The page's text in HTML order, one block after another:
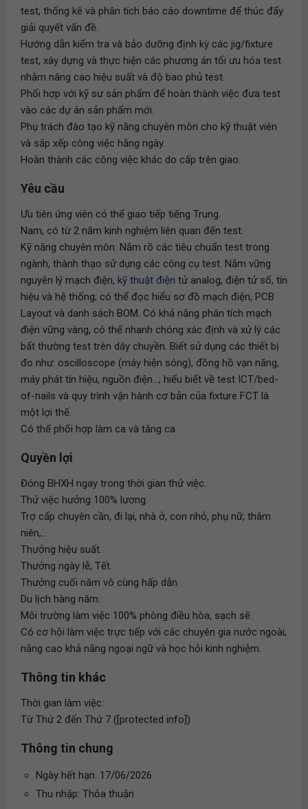
test, thống kê và phân tích báo cáo downtime để thúc đẩy
giải quyết vấn đề.
Hướng dẫn kiểm tra và bảo dưỡng định kỳ các jig/fixture
test, xây dựng và thực hiện các phương án tối ưu hóa test
nhằm nâng cao hiệu suất và độ bao phủ test.
Phối hợp với kỹ sư sản phẩm để hoàn thành việc đưa test
vào các dự án sản phẩm mới.
Phụ trách đào tạo kỹ năng chuyên môn cho kỹ thuật viên
và sắp xếp công việc hằng ngày.
Hoàn thành các công việc khác do cấp trên giao.
Yêu cầu
Ưu tiên ứng viên có thể giao tiếp tiếng Trung.
Nam, có từ 2 năm kinh nghiệm liên quan đến test.
Kỹ năng chuyên môn: Nắm rõ các tiêu chuẩn test trong
ngành, thành thạo sử dụng các công cụ test. Nắm vững
nguyên lý mạch điện, kỹ thuật điện tử analog, điện tử số, tín
hiệu và hệ thống; có thể đọc hiểu sơ đồ mạch điện, PCB
Layout và danh sách BOM. Có khả năng phân tích mạch
điện vững vàng, có thể nhanh chóng xác định và xử lý các
bất thường test trên dây chuyền. Biết sử dụng các thiết bị
đo như: oscilloscope (máy hiện sóng), đồng hồ vạn năng,
máy phát tín hiệu, nguồn điện...; hiểu biết về test ICT/bed-
of-nails và quy trình vận hành cơ bản của fixture FCT là
một lợi thế.
Có thể phối hợp làm ca và tăng ca.
Quyền lợi
Đóng BHXH ngay trong thời gian thử việc.
Thử việc hưởng 100% lương.
Trợ cấp chuyên cần, đi lại, nhà ở, con nhỏ, phụ nữ, thâm
niên,...
Thưởng hiệu suất.
Thưởng ngày lễ, Tết.
Thưởng cuối năm vô cùng hấp dẫn.
Du lịch hàng năm.
Môi trường làm việc 100% phòng điều hòa, sạch sẽ.
Có cơ hội làm việc trực tiếp với các chuyên gia nước ngoài,
nâng cao khả năng ngoại ngữ và học hỏi kinh nghiệm.
Thông tin khác
Thời gian làm việc:
Từ Thứ 2 đến Thứ 7 ([protected info])
Thông tin chung
Ngày hết hạn: 17/06/2026
Thu nhập: Thỏa thuận